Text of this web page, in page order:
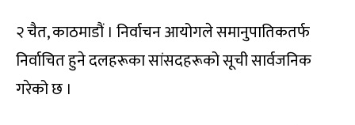
२ चैत, काठमाडौं । निर्वाचन आयोगले समानुपातिकतर्फ
निर्वाचित हुने दलहरूका सांसदहरूको सूची सार्वजनिक
गरेको छ ।